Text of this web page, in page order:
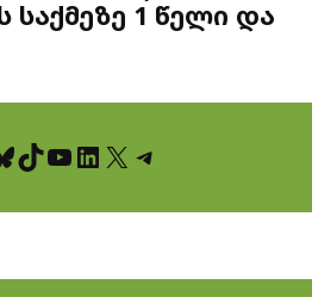
საქმეზე 1 წელი და
TikTok YouTube LinkedIn X Telegram